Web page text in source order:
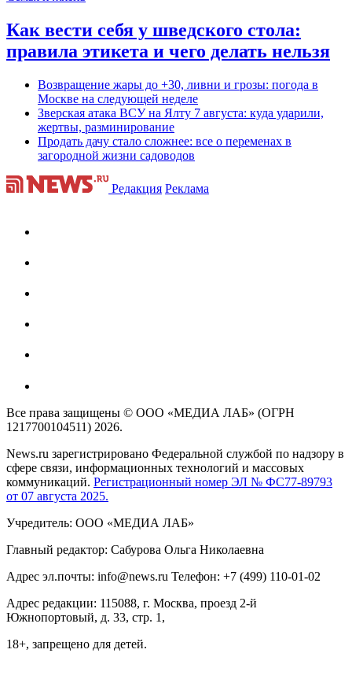
Как вести себя у шведского стола:
правила этикета и чего делать нельзя
Возвращение жары до +30, ливни и грозы: погода в
Москве на следующей неделе
Зверская атака ВСУ на Ялту 7 августа: куда ударили,
жертвы, разминирование
Продать дачу стало сложнее: все о переменах в
загородной жизни садоводов
Редакция Реклама
Все права защищены © ООО «МЕДИА ЛАБ» (ОГРН
1217700104511) 2026.
News.ru зарегистрировано Федеральной службой по надзору в
сфере связи, информационных технологий и массовых
коммуникаций. Регистрационный номер ЭЛ № ФС77-89793
от 07 августа 2025.
Учредитель: ООО «МЕДИА ЛАБ»
Главный редактор: Сабурова Ольга Николаевна
Адрес эл.почты: info@news.ru Телефон: +7 (499) 110-01-02
Адрес редакции: 115088, г. Москва, проезд 2-й
Южнопортовый, д. 33, стр. 1,
18+, запрещено для детей.